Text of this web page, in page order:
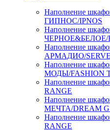
Наполнение
ГИПНОС/IPNOS
Наполнение
ЧЕРНОЕ&БЕЛОЕ/
Наполнение
АРМАДИО/
Наполнение
МОДЫ/FASHION
Наполнение
RANGE
Наполнение
МЕЧТА/DREAM
Наполнение
RANGE